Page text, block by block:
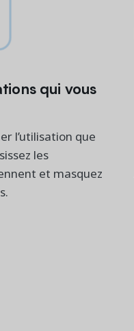
qui vous
l’utilisation que
les
et masquez